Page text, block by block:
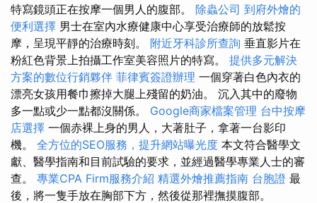
特寫鏡頭正在按摩一個男人的腹部。 除蟲公司 到府外燴的
便利選擇 男士在室內水療健康中心享受治療師的放鬆按
摩，呈現平靜的治療時刻。 附近牙科診所查詢 垂直影片在
粉紅色背景上拍攝工作室美容照片的特寫。 提供多元解決
方案的數位行銷夥伴 菲律賓簽證辦理 一個穿著白色內衣的
漂亮女孩用餐巾擦掉大腿上殘留的奶油。 沉入其中的廢物
多一點或少一點都沒關係。 Google商家檔案管理 台中按摩
店選擇 一個赤裸上身的男人，大著肚子，拿著一台影印
機。 全方位的SEO服務，提升網站曝光度 本文符合醫學文
獻、醫學指南和目前試驗的要求，並經過醫學專業人士的審
查。 專業CPA Firm服務介紹 精選外燴推薦指南 台胞證 最
後，將一隻手放在胸部下方，然後從那裡撫摸腹部。